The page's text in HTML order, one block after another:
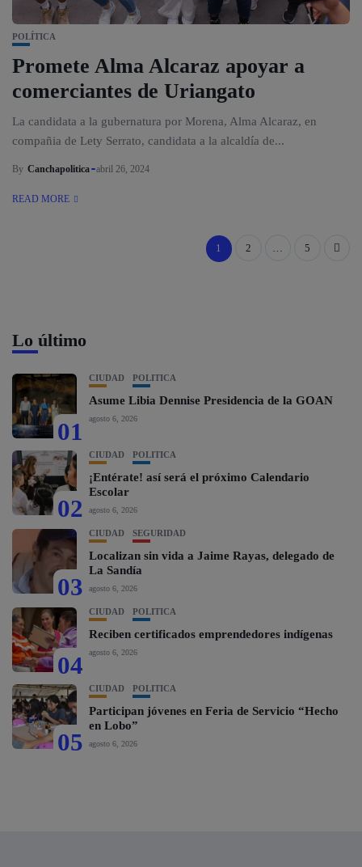
POLÍTICA
Promete Alma Alcaraz apoyar a
comerciantes de Uriangato
La candidata a la gubernatura por Morena, Alma Alcaraz, en
compañia de Lety Serrato, candidata a la alcaldía de...
By Canchapolitica abril 26, 2024
READ MORE
1 2 … 5
Lo último
01
CIUDAD POLÍTICA
Asume Libia Dennise Presidencia de la GOAN
agosto 6, 2026
02
CIUDAD POLÍTICA
¡Entérate! así será el próximo Calendario
Escolar
agosto 6, 2026
03
CIUDAD SEGURIDAD
Localizan sin vida a Jaime Rayas, delegado de
La Sandía
agosto 6, 2026
04
CIUDAD POLÍTICA
Reciben certificados emprendedores indígenas
agosto 6, 2026
05
CIUDAD POLÍTICA
Participan jóvenes en Feria de Servicio “Hecho
en Lobo”
agosto 6, 2026